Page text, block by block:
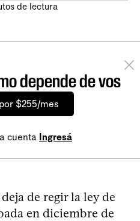
de lectura
depende de vos
$255/mes
cuenta Ingresá
de regir la ley de
en diciembre de